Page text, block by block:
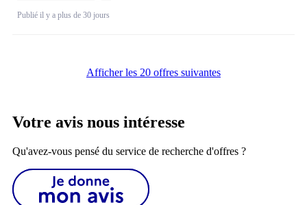
Publié il y a plus de 30 jours
Afficher les 20 offres suivantes
Votre avis nous intéresse
Qu'avez-vous pensé du service de recherche d'offres ?